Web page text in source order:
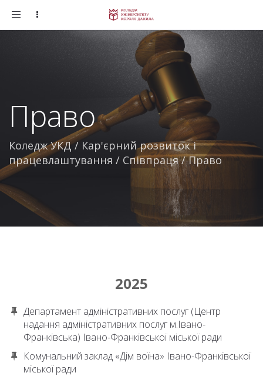
Toggle
Право
Коледж УКД/ Кар'єрний розвиток і
працевлаштування / Співпраця/Право
2025
Департамент адміністративних послуг (Центр
надання адміністративних послуг м.Івано-
Франківська) Івано-Франківської міської ради
Комунальний заклад «Дім воїна» Івано-Франківської
міської ради